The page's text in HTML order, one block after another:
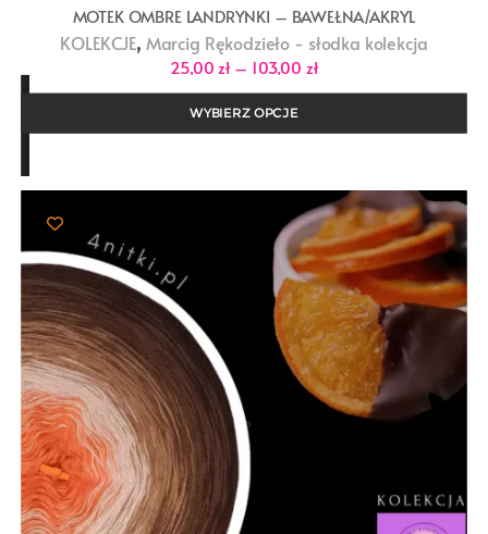
MOTEK OMBRE LANDRYNKI – BAWEŁNA/AKRYL
KOLEKCJE, Marcig Rękodzieło - słodka kolekcja
25,00zł – 103,00 złZakres
od
do
WYBIERZ OPCJE